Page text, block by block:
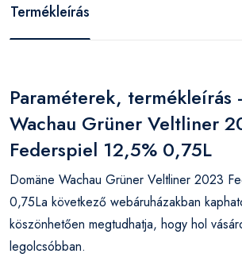
Termékleírás
Paraméterek, termékleírás
Wachau Grüner Veltliner
Federspiel 12,5% 0,75L
Domäne Wachau Grüner Veltliner 2023
0,75La következő webáruházakban
köszönhetően megtudhatja, hogy hol
legolcsóbban.